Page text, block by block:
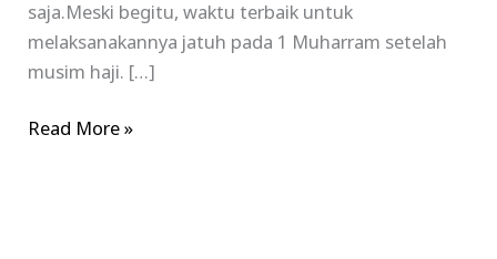
saja.Meski begitu, waktu terbaik untuk
melaksanakannya jatuh pada 1 Muharram setelah
musim haji. […]
Read More »